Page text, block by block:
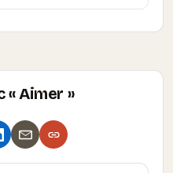
Aimer »